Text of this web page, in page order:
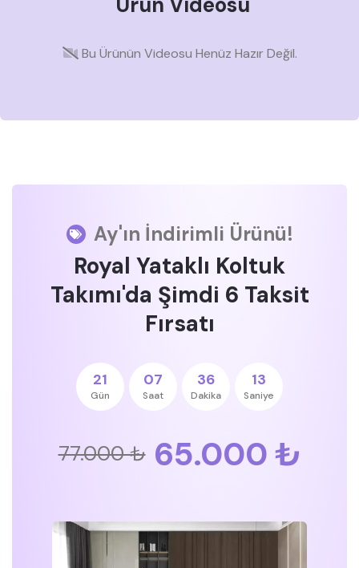
Bu Ürünün Videosu Henüz Hazır Değil.
Ay'ın İndirimli Ürünü!
Royal Yataklı Koltuk
Takımı'da Şimdi 6 Taksit
Fırsatı
21
Gün
07
Saat
36
Dakika
13
Saniye
77.000 ₺ 65.000 ₺